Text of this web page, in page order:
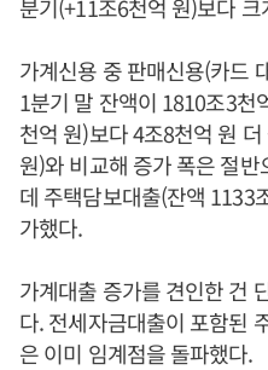
분기(+11조6천억 원)보다 크
가계신용 중 판매신용(카드
1분기 말 잔액이 1810조3천
천억 원)보다 4조8천억 원
원)와 비교해 증가 폭은 절
데 주택담보대출(잔액 1133
가했다.
가계대출 증가를 견인한 건
다. 전세자금대출이 포함된
은 이미 임계점을 돌파했다.